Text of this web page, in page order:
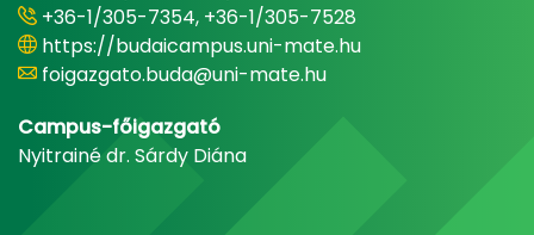
+36-1/305-7354, +36-1/305-7528
https://budaicampus.uni-mate.hu
foigazgato.buda@uni-mate.hu
Campus-főigazgató
Nyitrainé dr. Sárdy Diána